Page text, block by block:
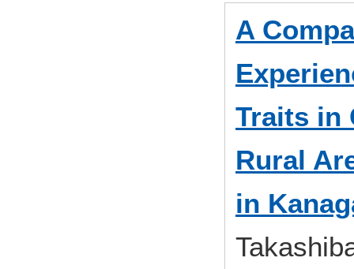
A
Traits in
Rural
in